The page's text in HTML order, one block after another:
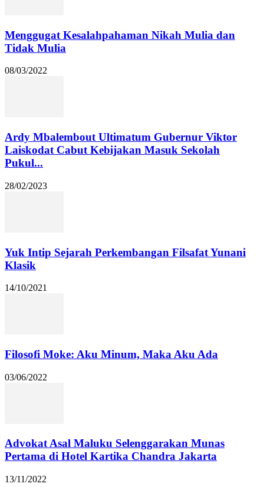
Menggugat Kesalahpahaman Nikah Mulia dan
Tidak Mulia
08/03/2022
Ardy Mbalembout Ultimatum Gubernur Viktor
Laiskodat Cabut Kebijakan Masuk Sekolah
Pukul...
28/02/2023
Yuk Intip Sejarah Perkembangan Filsafat Yunani
Klasik
14/10/2021
Filosofi Moke: Aku Minum, Maka Aku Ada
03/06/2022
Advokat Asal Maluku Selenggarakan Munas
Pertama di Hotel Kartika Chandra Jakarta
13/11/2022